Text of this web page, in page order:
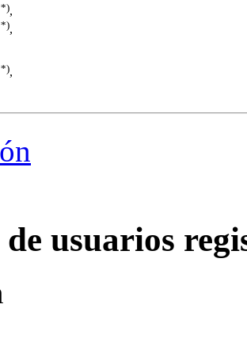
,
,
,
de usuarios